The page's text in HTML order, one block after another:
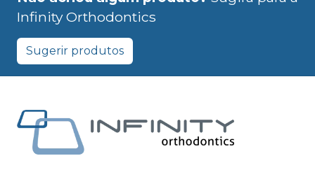
Infinity Orthodontics
Sugerir produtos